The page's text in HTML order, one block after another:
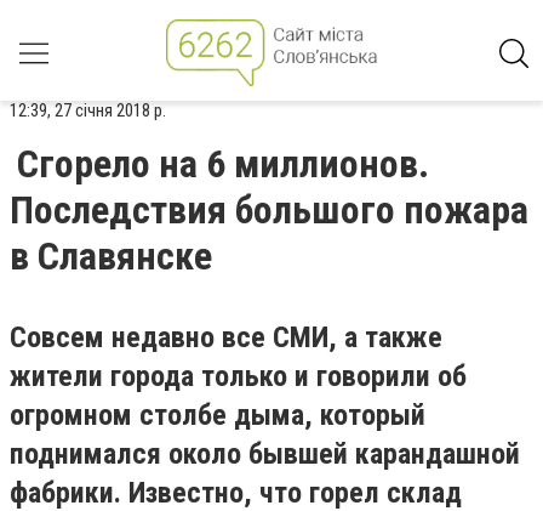
12:39, 27 січня 2018 р.
Сгорело на 6 миллионов.
Последствия большого пожара
в Славянске
Совсем недавно все СМИ, а также
жители города только и говорили об
огромном столбе дыма, который
поднимался около бывшей карандашной
фабрики. Известно, что горел склад